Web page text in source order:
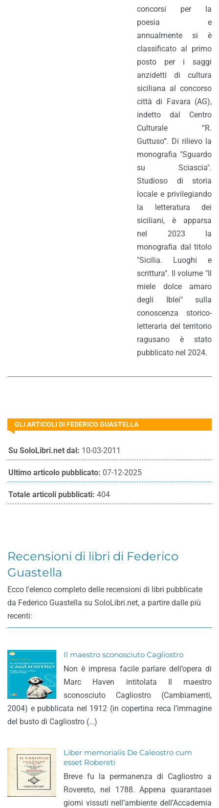
concorsi per la
poesia e
annualmente si è
classificato al primo
posto per i saggi
anzidetti di cultura
siciliana al concorso
città di Favara (AG),
indetto dal Centro
Culturale “R.
Guttuso”. Di rilievo la
monografia "Sguardo
su Sciascia".
Studioso di storia
locale e privilegiando
la letteratura dei
siciliani, è apparsa
nel 2023 la
monografia dal titolo
"Sicilia. Luoghi e
scrittura". Il volume "Il
miele dolce amaro
degli Iblei" sulla
conoscenza storico-
letteraria del territorio
ragusano è stato
pubblicato nel 2024.
GLI ARTICOLI DI FEDERICO GUASTELLA
Su SoloLibri.net dal: 10-03-2011
Ultimo articolo pubblicato: 07-12-2025
Totale articoli pubblicati: 404
Recensioni di libri di Federico
Guastella
Ecco l'elenco completo delle recensioni di libri pubblicate
da Federico Guastella su SoloLibri.net, a partire dalle più
recenti:
Il maestro sconosciuto Cagliostro
Non è impresa facile parlare dell’opera di
Marc Haven intitolata Il maestro
sconosciuto Cagliostro (Cambiamenti,
2004) e pubblicata nel 1912 (in copertina reca l’immagine
del busto di Cagliostro (…)
Liber memorialis De Caleostro cum
esset Robereti
Breve fu la permanenza di Cagliostro a
Rovereto, nel 1788. Appena quarantasei
giorni vissuti nell’ambiente dell’Accademia